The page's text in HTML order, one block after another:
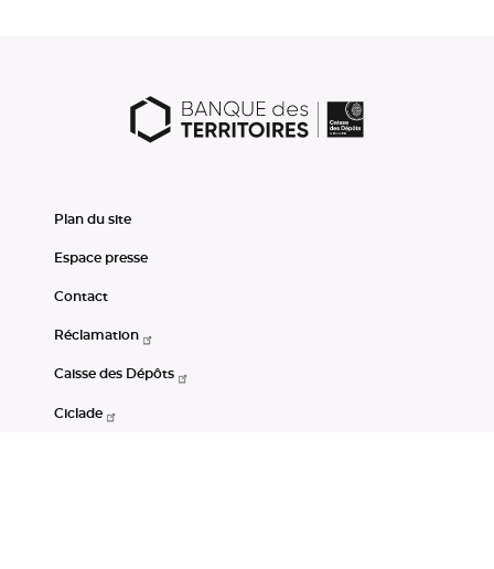
Plan du site
Espace presse
Contact
Réclamation
Caisse des Dépôts
Ciclade